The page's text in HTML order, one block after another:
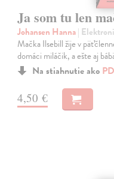
Ja som tu len
Johansen Hanna|
Mačka Ilsebill žije v
domáci miláčik, a ešte aj
Na stiahnutie ako
4,50 €